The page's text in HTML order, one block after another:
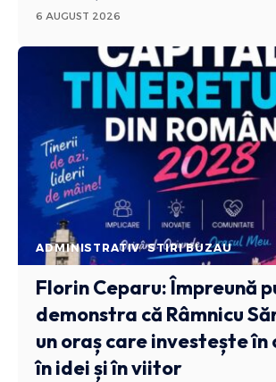
6 AUGUST 2026
ADMINISTRATIV STIRI BUZAU
Florin Ceparu: Împreună
demonstra că Râmnicu
un oraș care investește în
în idei și în viitor